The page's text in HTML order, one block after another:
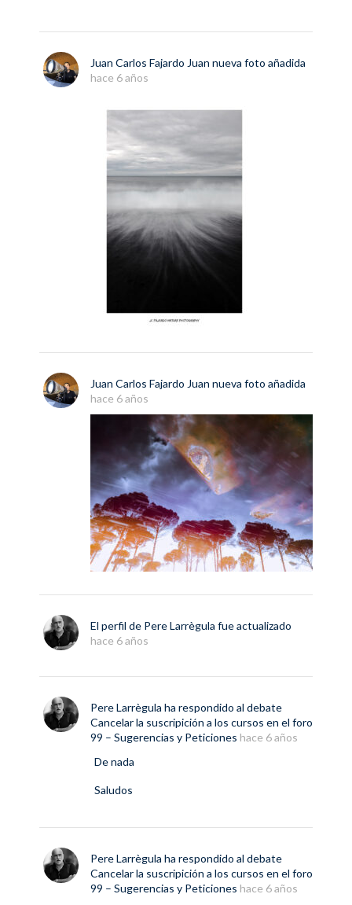
Juan Carlos Fajardo Juan nueva foto añadida
hace 6 años
Juan Carlos Fajardo Juan nueva foto añadida
hace 6 años
El perfil de Pere Larrègula fue actualizado
hace 6 años
Pere Larrègula ha respondido al debate
Cancelar la suscripición a los cursos en el foro
99 – Sugerencias y Peticiones hace 6 años
De nada
Saludos
Pere Larrègula ha respondido al debate
Cancelar la suscripición a los cursos en el foro
99 – Sugerencias y Peticiones hace 6 años